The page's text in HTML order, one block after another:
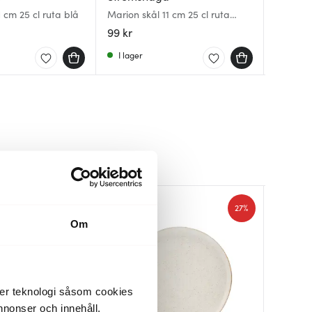
Om
teknologi såsom cookies
och innehåll,
cm 25 cl ruta blå
Marion skål 11 cm 25 cl ruta
grön
99 kr
I lager
27%